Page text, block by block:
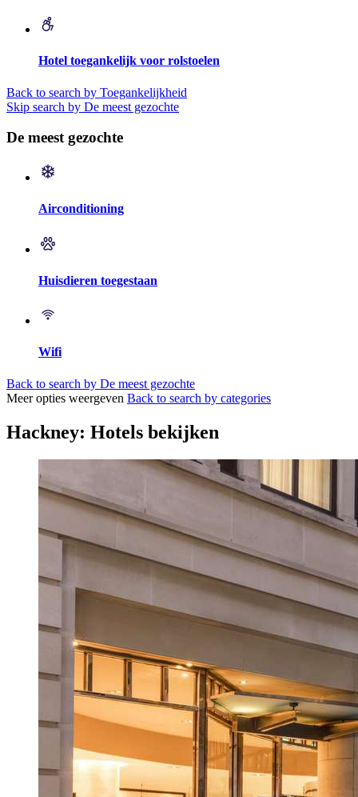
Hotel toegankelijk voor rolstoelen
Back to search by Toegankelijkheid
Skip search by De meest gezochte
De meest gezochte
Airconditioning
Huisdieren toegestaan
Wifi
Back to search by De meest gezochte
Meer opties weergeven Back to search by categories
Hackney: Hotels bekijken